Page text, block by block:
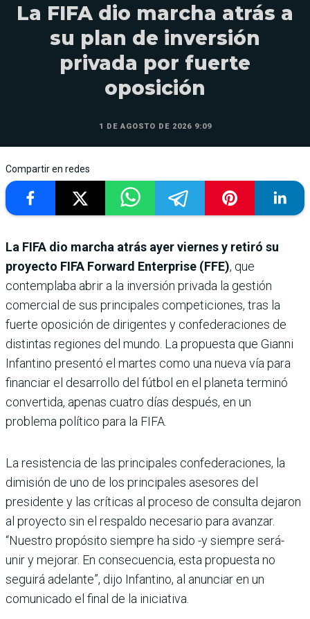
La FIFA dio marcha atrás a
su plan de inversión
privada por fuerte
oposición
1 DE AGOSTO DE 2026 9:09
Compartir en redes
La FIFA dio marcha atrás ayer viernes y retiró su
proyecto FIFA Forward Enterprise (FFE), que
contemplaba abrir a la inversión privada la gestión
comercial de sus principales competiciones, tras la
fuerte oposición de dirigentes y confederaciones de
distintas regiones del mundo. La propuesta que Gianni
Infantino presentó el martes como una nueva vía para
financiar el desarrollo del fútbol en el planeta terminó
convertida, apenas cuatro días después, en un
problema político para la FIFA.
La resistencia de las principales confederaciones, la
dimisión de uno de los principales asesores del
presidente y las críticas al proceso de consulta dejaron
al proyecto sin el respaldo necesario para avanzar.
“Nuestro propósito siempre ha sido -y siempre será-
unir y mejorar. En consecuencia, esta propuesta no
seguirá adelante”, dijo Infantino, al anunciar en un
comunicado el final de la iniciativa.